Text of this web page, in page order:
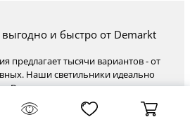
и быстро от Demarkt
предлагает тысячи вариантов - от
Наши светильники идеально
В наличии модели от эконом-класса
варьируются от ₽ до ₽, а также
моделей от